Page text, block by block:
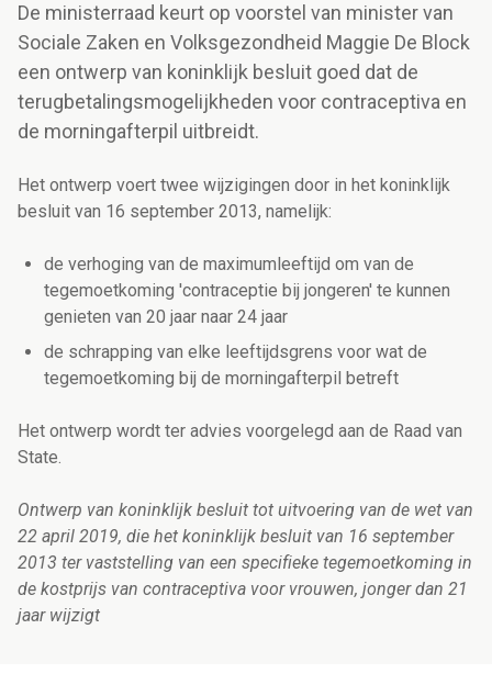
De ministerraad keurt op voorstel van minister van
Sociale Zaken en Volksgezondheid Maggie De Block
een ontwerp van koninklijk besluit goed dat de
terugbetalingsmogelijkheden voor contraceptiva en
de morningafterpil uitbreidt.
Het ontwerp voert twee wijzigingen door in het koninklijk
besluit van 16 september 2013, namelijk:
de verhoging van de maximumleeftijd om van de
tegemoetkoming 'contraceptie bij jongeren' te kunnen
genieten van 20 jaar naar 24 jaar
de schrapping van elke leeftijdsgrens voor wat de
tegemoetkoming bij de morningafterpil betreft
Het ontwerp wordt ter advies voorgelegd aan de Raad van
State.
Ontwerp van koninklijk besluit tot uitvoering van de wet van
22 april 2019, die het koninklijk besluit van 16 september
2013 ter vaststelling van een specifieke tegemoetkoming in
de kostprijs van contraceptiva voor vrouwen, jonger dan 21
jaar wijzigt